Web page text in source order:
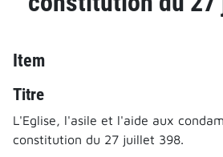
Item
Titre
L'Eglise, l'asile et l'aide aux
constitution du 27 juillet 398.